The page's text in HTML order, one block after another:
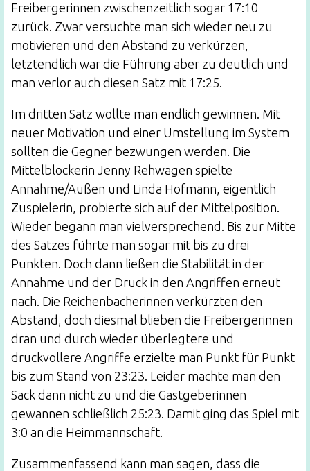
Freibergerinnen zwischenzeitlich sogar 17:10
zurück. Zwar versuchte man sich wieder neu zu
motivieren und den Abstand zu verkürzen,
letztendlich war die Führung aber zu deutlich und
man verlor auch diesen Satz mit 17:25.
Im dritten Satz wollte man endlich gewinnen. Mit
neuer Motivation und einer Umstellung im System
sollten die Gegner bezwungen werden. Die
Mittelblockerin Jenny Rehwagen spielte
Annahme/Außen und Linda Hofmann, eigentlich
Zuspielerin, probierte sich auf der Mittelposition.
Wieder begann man vielversprechend. Bis zur Mitte
des Satzes führte man sogar mit bis zu drei
Punkten. Doch dann ließen die Stabilität in der
Annahme und der Druck in den Angriffen erneut
nach. Die Reichenbacherinnen verkürzten den
Abstand, doch diesmal blieben die Freibergerinnen
dran und durch wieder überlegtere und
druckvollere Angriffe erzielte man Punkt für Punkt
bis zum Stand von 23:23. Leider machte man den
Sack dann nicht zu und die Gastgeberinnen
gewannen schließlich 25:23. Damit ging das Spiel mit
3:0 an die Heimmannschaft.
Zusammenfassend kann man sagen, dass die